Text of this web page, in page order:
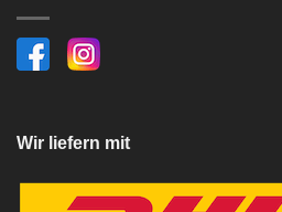
Wir liefern mit